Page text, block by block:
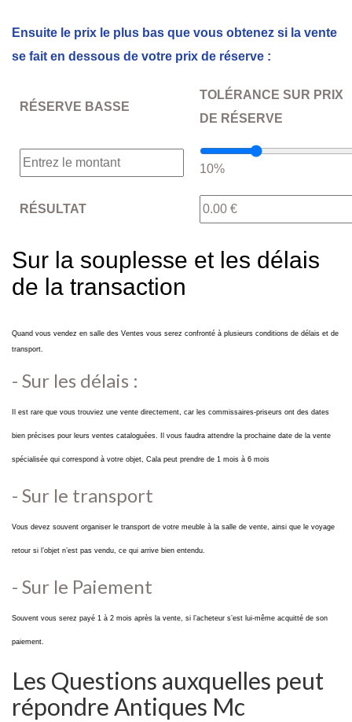
Ensuite le prix le plus bas que vous obtenez si la vente
se fait en dessous de votre prix de réserve :
RÉSERVE BASSE
TOLÉRANCE SUR PRIX
DE RÉSERVE
10%
RÉSULTAT
Sur la souplesse et les délais
de la transaction
Quand vous vendez en salle des Ventes vous serez confronté à plusieurs conditions de délais et de
transport.
- Sur les délais :
Il est rare que vous trouviez une vente directement, car les commissaires-priseurs ont des dates
bien précises pour leurs ventes cataloguées. Il vous faudra attendre la prochaine date de la vente
spécialisée qui correspond à votre objet, Cala peut prendre de 1 mois à 6 mois
- Sur le transport
Vous devez souvent organiser le transport de votre meuble à la salle de vente, ainsi que le voyage
retour si l’objet n’est pas vendu, ce qui arrive bien entendu.
- Sur le Paiement
Souvent vous serez payé 1 à 2 mois après la vente, si l’acheteur s’est lui-même acquitté de son
paiement.
Les Questions auxquelles peut
répondre Antiques Mc